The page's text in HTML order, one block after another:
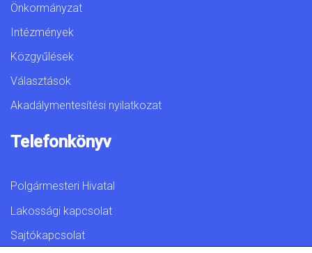
Önkormányzat
Intézmények
Közgyűlések
Választások
Akadálymentesítési nyilatkozat
Telefonkönyv
Polgármesteri Hivatal
Lakossági kapcsolat
Sajtókapcsolat